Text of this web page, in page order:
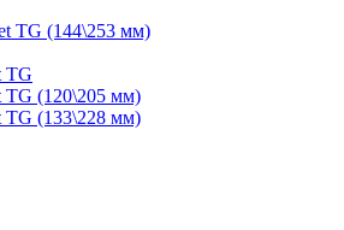
TG (144\253 мм)
TG
TG (120\205 мм)
TG (133\228 мм)